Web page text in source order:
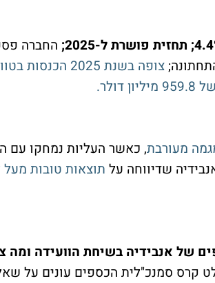
החברה
מעורבת, כאשר העליות נמחקו
שדיווחה על תוצאות טובות מעל
של אנבידיה בשיחת הוועידה ומה
קרס סמנכ"לית הכספים עונים על